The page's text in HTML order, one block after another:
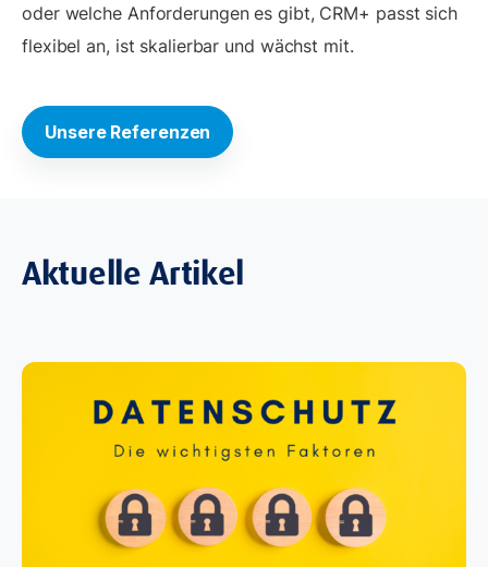
oder welche Anforderungen es gibt, CRM+ passt sich
flexibel an, ist skalierbar und wächst mit.
Unsere Referenzen
Aktuelle Artikel